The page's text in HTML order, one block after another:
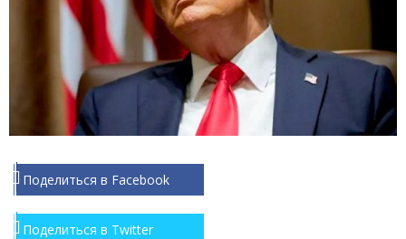
Поделиться в Facebook
Поделиться в Twitter